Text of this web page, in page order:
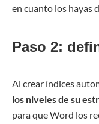
en cuanto los hayas
Paso 2:
Al crear índices
los niveles de su
para que Word los